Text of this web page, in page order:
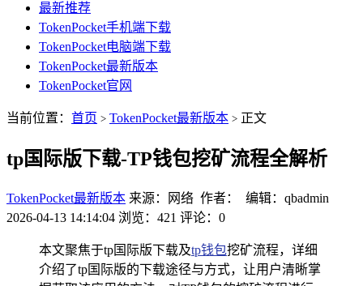
最新推荐
TokenPocket手机端下载
TokenPocket电脑端下载
TokenPocket最新版本
TokenPocket官网
当前位置： 首页 > TokenPocket最新版本 > 正文
tp国际版下载-TP钱包挖矿流程全解析
TokenPocket最新版本 来源：网络 作者： 编辑：qbadmin
2026-04-13 14:14:04 浏览：421 评论：0
本文聚焦于tp国际版下载及tp钱包挖矿流程，详细
介绍了tp国际版的下载途径与方式，让用户清晰掌